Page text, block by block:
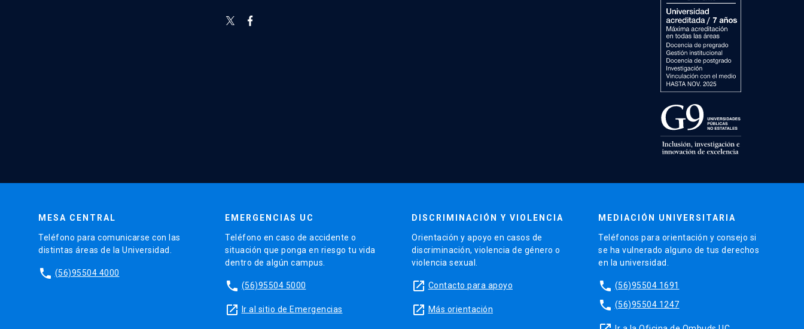
MESA CENTRAL
Teléfono para comunicarse con las
distintas áreas de la Universidad.
phone (56)95504 4000
EMERGENCIAS UC
Teléfono en caso de accidente o
situación que ponga en riesgo tu vida
dentro de algún campus.
phone (56)95504 5000
launch Ir al sitio de Emergencias
DISCRIMINACIÓN Y VIOLENCIA
Orientación y apoyo en casos de
discriminación, violencia de género o
violencia sexual.
launch Contacto para apoyo
launch Más orientación
MEDIACIÓN UNIVERSITARIA
Teléfonos para orientación y consejo si
se ha vulnerado alguno de tus derechos
en la universidad.
phone (56)95504 1691
phone (56)95504 1247